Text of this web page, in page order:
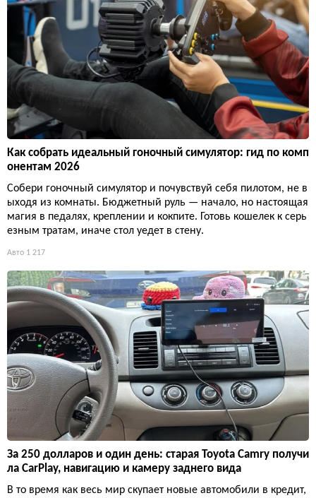
Как собрать идеальный гоночный симулятор: гид по комп
онентам 2026
Собери гоночный симулятор и почувствуй себя пилотом, не в
ыходя из комнаты. Бюджетный руль — начало, но настоящая
магия в педалях, креплении и кокпите. Готовь кошелек к серь
езным тратам, иначе стол уедет в стену.
Авто 1 217
За 250 долларов и один день: старая Toyota Camry получи
ла CarPlay, навигацию и камеру заднего вида
В то время как весь мир скупает новые автомобили в кредит,